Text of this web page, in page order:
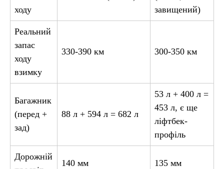
ходу
завищений)
Реальний
запас
ходу
взимку
330-390 км 300-350 км
Багажник
(перед +
зад)
88 л + 594 л = 682 л
53 л + 400 л =
453 л, є ще
ліфтбек-
профіль
Дорожній
140 мм 135 мм